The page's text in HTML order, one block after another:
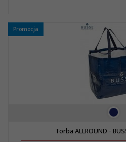
Promocja
Torba ALLROUND -